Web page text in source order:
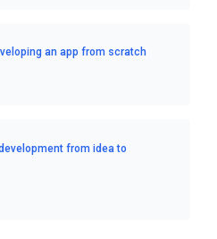
an app from scratch
from idea to